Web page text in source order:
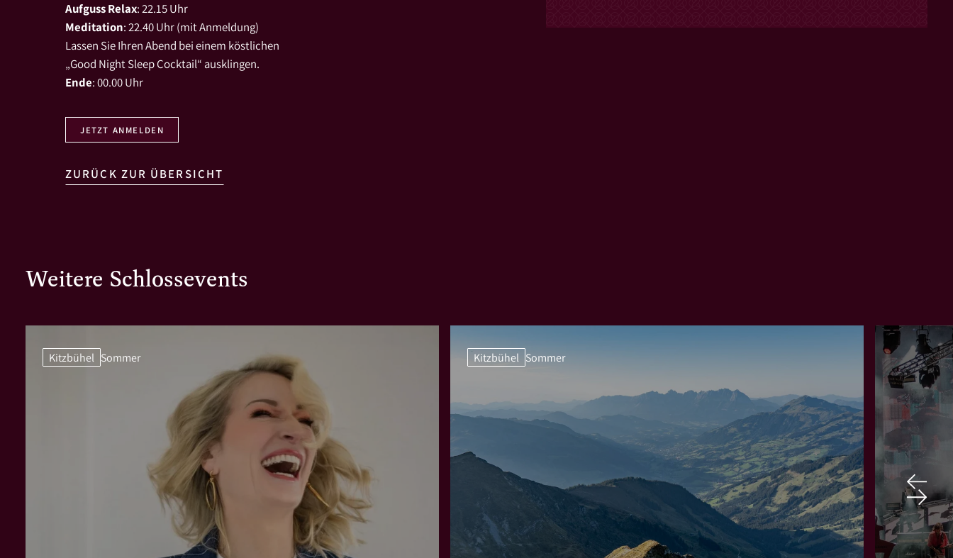
Aufguss Relax: 22.15 Uhr
Meditation: 22.40 Uhr (mit Anmeldung)
Lassen Sie Ihren Abend bei einem köstlichen
„Good Night Sleep Cocktail“ ausklingen.
Ende: 00.00 Uhr
JETZT ANMELDEN
ZURÜCK ZUR ÜBERSICHT
Weitere Schlossevents
Kitzbühel Sommer Kitzbühel Sommer Kitzbühel